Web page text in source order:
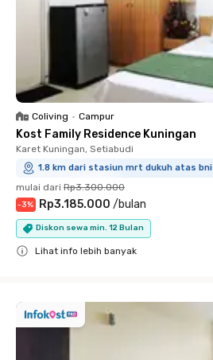
Coliving • Campur
Kost Family Residence Kuningan
Karet Kuningan, Setiabudi
1.8 km dari stasiun mrt dukuh atas bni
mulai dari Rp3.300.000
-3% Rp3.185.000 /bulan
Diskon sewa min. 12 Bulan
Lihat info lebih banyak